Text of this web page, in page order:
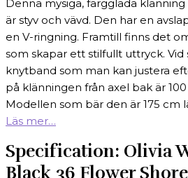
Denna mysiga, färgglada
är styv och vävd. Den har en
en V-ringning. Framtill finns det
som skapar ett stilfullt uttryck. Vid
knytband som man kan justera
på klänningen från axel bak är
Modellen som bär den är 175 cm
Läs mer…
Specification: Olivia
Black 36 Flower Shore